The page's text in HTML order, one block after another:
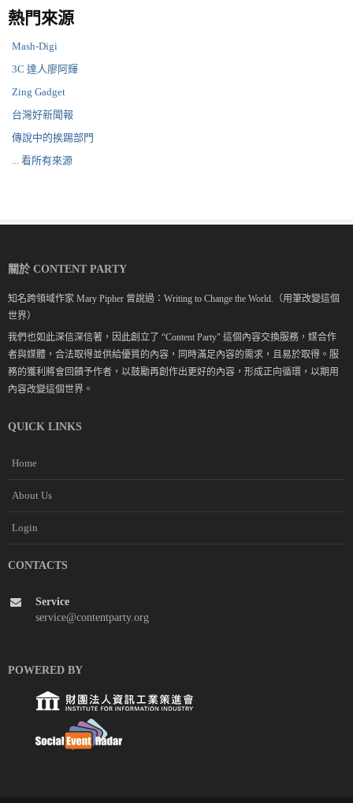
熱門來源
Mash-Digi
3C 達人廖阿輝
Zing Gadget
台灣好新聞報
傳說中的挨踢部門
... 看所有來源
關於 CONTENT PARTY
知名跨領域作家 Mary Pipher 曾說過：Writing to Change the World.（用筆改變這個
世界）
我們也如此深信深信著，因此創立了 “Content Party" 這個內容交換服務，媒合作
者與媒體，合法取得並供給優質的內容，同時滿足內容的需求，且易於取得。服
務的獲利將會回饋予作者，以鼓勵再創作出更好的內容，形成正向循環，以期用
內容改變這個世界。
QUICK LINKS
Home
About Us
Login
CONTACTS
Service
service@contentparty.org
POWERED BY